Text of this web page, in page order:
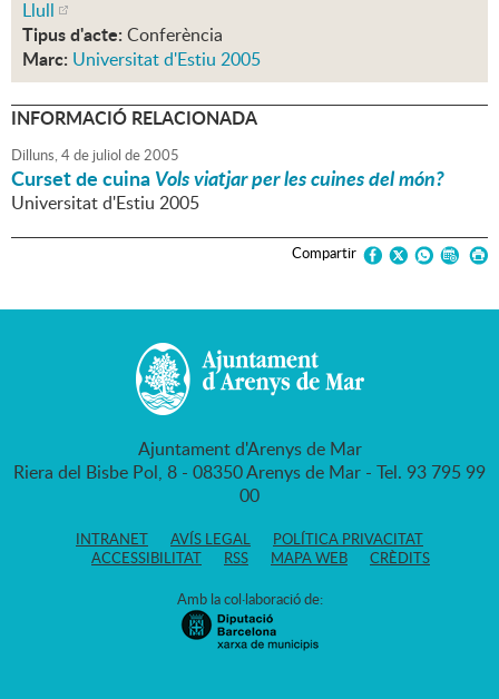
Llull
Tipus d'acte: Conferència
Marc: Universitat d'Estiu 2005
INFORMACIÓ RELACIONADA
Dilluns,4de juliol de2005
Curset de cuinaVols viatjar per les cuines del món?
Universitat d'Estiu 2005
Compartir
Ajuntament d'Arenys de Mar
Riera del Bisbe Pol, 8 - 08350 Arenys de Mar - Tel. 93 795 99
00
INTRANET AVÍS LEGAL
POLÍTICA PRIVACITAT
ACCESSIBILITAT
RSS MAPA WEB CRÈDITS
Amb la col·laboració de: